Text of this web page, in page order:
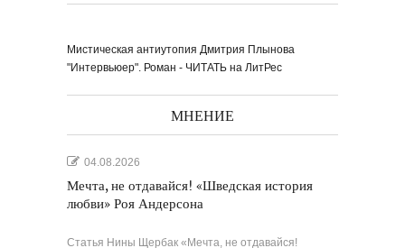
Мистическая антиутопия Дмитрия Плынова
"Интервьюер". Роман - ЧИТАТЬ на ЛитРес
МНЕНИЕ
04.08.2026
Мечта, не отдавайся! «Шведская история
любви» Роя Андерсона
Статья Нины Щербак «Мечта, не отдавайся!